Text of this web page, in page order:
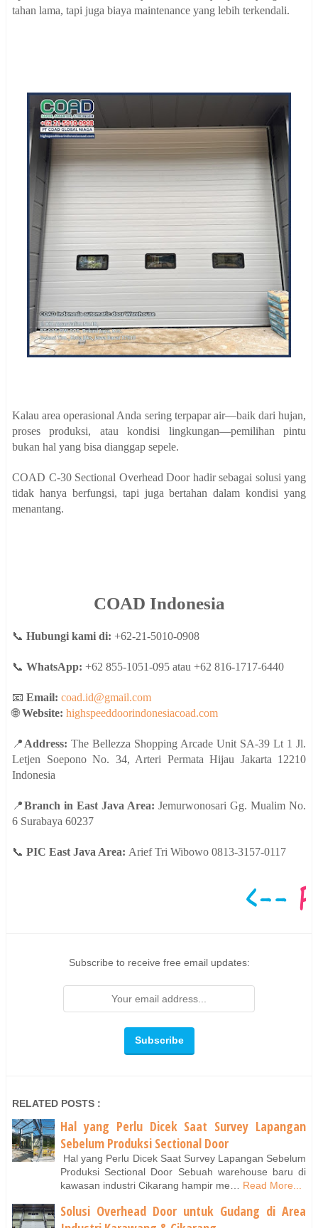
tahan lama, tapi juga biaya maintenance yang lebih terkendali.
Kalau area operasional Anda sering terpapar air—baik dari hujan,
proses produksi, atau kondisi lingkungan—pemilihan pintu
bukan hal yang bisa dianggap sepele.
COAD C-30 Sectional Overhead Door hadir sebagai solusi yang
tidak hanya berfungsi, tapi juga bertahan dalam kondisi yang
menantang.
COAD Indonesia
📞 Hubungi kami di: +62-21-5010-0908
📞 WhatsApp: +62 855-1051-095 atau +62 816-1717-6440
📧 Email: coad.id@gmail.com
🌐Website: highspeeddoorindonesiacoad.com
📍 Address: The Bellezza Shopping Arcade Unit SA-39 Lt 1 Jl.
Letjen Soepono No. 34, Arteri Permata Hijau Jakarta 12210
Indonesia
📍Branch in East Java Area: Jemurwonosari Gg. Mualim No.
6 Surabaya 60237
📞 PIC East Java Area: Arief Tri Wibowo 0813-3157-0117
Subscribe to receive free email updates:
RELATED POSTS :
Hal yang Perlu Dicek Saat Survey Lapangan
Sebelum Produksi Sectional Door
Hal yang Perlu Dicek Saat Survey Lapangan Sebelum
Produksi Sectional Door Sebuah warehouse baru di
kawasan industri Cikarang hampir me… Read More...
Solusi Overhead Door untuk Gudang di Area